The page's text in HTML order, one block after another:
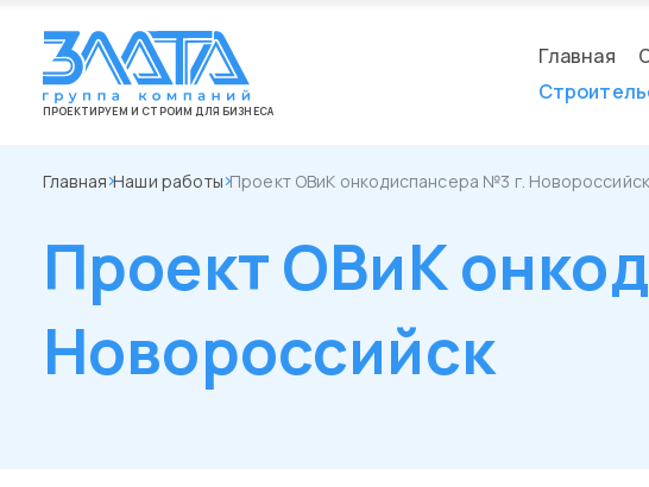
ПРОЕКТИРУЕМ И СТРОИМ ДЛЯ БИЗНЕСА
Главная
Главная Наши работы Проект ОВиК онкодиспансера №3 г. Новороссийск
Проект ОВиК
Новороссийск